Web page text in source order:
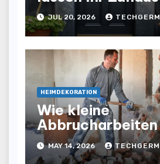
und funktional
JUL 20, 2026 TECHGERM
HEIMDEKORATION
Wie kleine
Abbrucharbeiten
Renovierung
sicherer machen
MAY 14, 2026 TECHGERM